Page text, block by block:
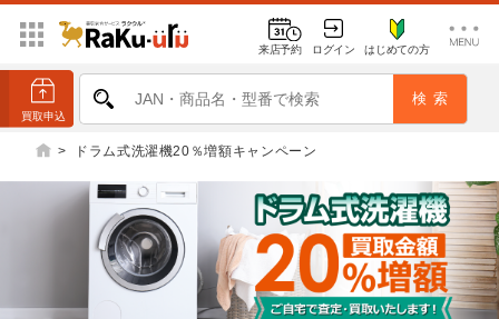
来店予約 ログイン はじめての方
> ドラム式洗濯機20％増額キャンペーン